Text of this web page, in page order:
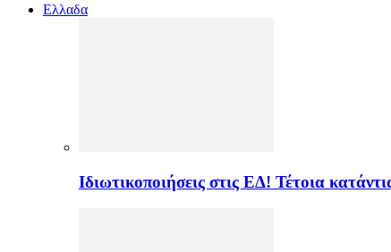
Ελλαδα
Ιδιωτικοποιήσεις στις ΕΔ! Τέτοια